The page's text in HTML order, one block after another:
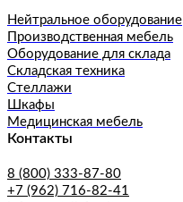
Нейтральное оборудование
Производственная мебель
Оборудование для склада
Складская техника
Стеллажи
Шкафы
Медицинская мебель
Контакты
8 (800) 333-87-80
+7 (962) 716-82-41